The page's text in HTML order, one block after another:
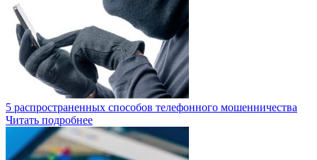
5 распространенных способов телефонного мошенничества
Читать подробнее